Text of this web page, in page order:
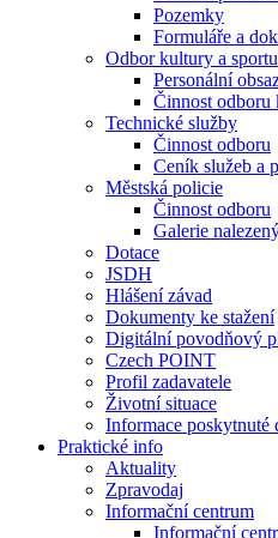
Pozemky
Formuláře a
Odbor kultury a sportu
Personální
Činnost odboru
Technické služby
Činnost odboru
Ceník služeb a
Městská policie
Činnost odboru
Galerie
Dotace
JSDH
Hlášení závad
Dokumenty ke stažení
Digitální povodňový
Czech POINT
Profil zadavatele
Životní situace
Informace poskytnuté
Praktické info
Aktuality
Zpravodaj
Informační centrum
Informační